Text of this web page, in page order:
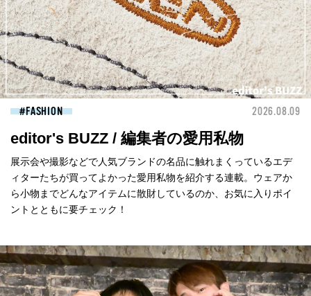
FASHION 2026.08.09
editor's BUZZ / 編集者の愛用私物
展示会や撮影などで人気ブランドの名品に触れまくっているエデ
ィターたちが買ってよかった愛用私物を紹介する連載。ウェアか
ら小物までどんなアイテムに散財しているのか、お気に入りポイ
ントとともに要チェック！